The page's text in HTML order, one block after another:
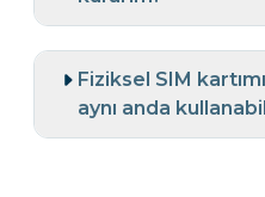
Fiziksel SIM
aynı anda